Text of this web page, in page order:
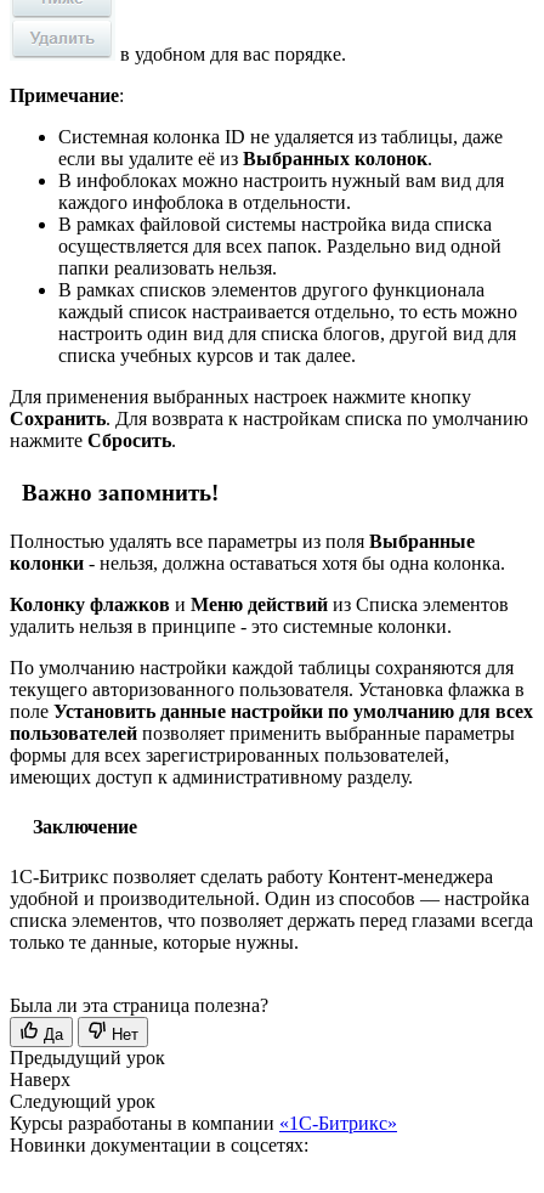
в удобном для вас порядке.
Примечание:
Системная колонка ID не удаляется из таблицы, даже
если вы удалите её из Выбранных колонок.
В инфоблоках можно настроить нужный вам вид для
каждого инфоблока в отдельности.
В рамках файловой системы настройка вида списка
осуществляется для всех папок. Раздельно вид одной
папки реализовать нельзя.
В рамках списков элементов другого функционала
каждый список настраивается отдельно, то есть можно
настроить один вид для списка блогов, другой вид для
списка учебных курсов и так далее.
Для применения выбранных настроек нажмите кнопку
Сохранить. Для возврата к настройкам списка по умолчанию
нажмите Сбросить.
Важно запомнить!
Полностью удалять все параметры из поля Выбранные
колонки - нельзя, должна оставаться хотя бы одна колонка.
Колонку флажков и Меню действий из Списка элементов
удалить нельзя в принципе - это системные колонки.
По умолчанию настройки каждой таблицы сохраняются для
текущего авторизованного пользователя. Установка флажка в
поле Установить данные настройки по умолчанию для всех
пользователей позволяет применить выбранные параметры
формы для всех зарегистрированных пользователей,
имеющих доступ к административному разделу.
Заключение
1С-Битрикс позволяет сделать работу Контент-менеджера
удобной и производительной. Один из способов — настройка
списка элементов, что позволяет держать перед глазами всегда
только те данные, которые нужны.
Была ли эта страница полезна?
Да Нет
Предыдущий урок
Наверх
Следующий урок
Курсы разработаны в компании «1С-Битрикс»
Новинки документации в соцсетях: